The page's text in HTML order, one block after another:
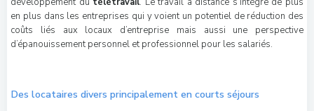
en plus dans les entreprises qui y voient un potentiel de réduction des
coûts liés aux locaux d’entreprise mais aussi une perspective
d’épanouissement personnel et professionnel pour les salariés.
Des locataires divers principalement en courts séjours